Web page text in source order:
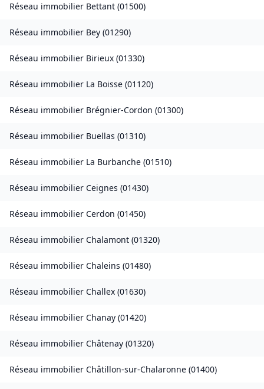
Réseau immobilier Bettant (01500)
Réseau immobilier Bey (01290)
Réseau immobilier Birieux (01330)
Réseau immobilier La Boisse (01120)
Réseau immobilier Brégnier-Cordon (01300)
Réseau immobilier Buellas (01310)
Réseau immobilier La Burbanche (01510)
Réseau immobilier Ceignes (01430)
Réseau immobilier Cerdon (01450)
Réseau immobilier Chalamont (01320)
Réseau immobilier Chaleins (01480)
Réseau immobilier Challex (01630)
Réseau immobilier Chanay (01420)
Réseau immobilier Châtenay (01320)
Réseau immobilier Châtillon-sur-Chalaronne (01400)